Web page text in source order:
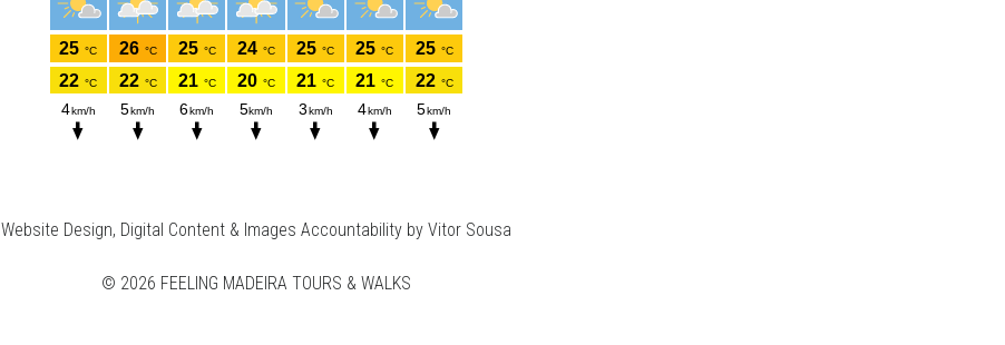
Website Design, Digital Content & Images Accountability by Vitor Sousa
© 2026 FEELING MADEIRA TOURS & WALKS